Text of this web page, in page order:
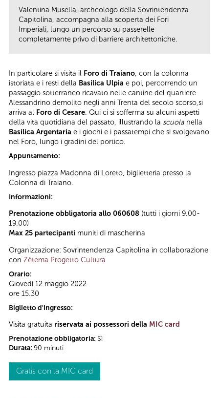
Valentina Musella, archeologo della Sovrintendenza
Capitolina, accompagna alla scoperta dei Fori
Imperiali, lungo un percorso su passerelle
completamente privo di barriere architettoniche.
In particolare si visita il Foro di Traiano, con la colonna
istoriata e i resti della Basilica Ulpia e poi, percorrendo un
passaggio sotterraneo ricavato nelle cantine del quartiere
Alessandrino demolito negli anni Trenta del secolo scorso,si
arriva al Foro di Cesare. Qui ci si sofferma su alcuni aspetti
della vita quotidiana del passato, illustrando la scuola nella
Basilica Argentaria e i giochi e i passatempi che si svolgevano
nel Foro, lungo i gradini del portico.
Appuntamento:
Ingresso piazza Madonna di Loreto, biglietteria presso la
Colonna di Traiano.
Informazioni:
Prenotazione obbligatoria allo 060608 (tutti i giorni 9.00-
19.00)
Max 25 partecipanti muniti di mascherina
Organizzazione: Sovrintendenza Capitolina in collaborazione
con Zètema Progetto Cultura
Orario:
Giovedì 12 maggio 2022
ore 15.30
Biglietto d'ingresso:
Visita gratuita riservata ai possessori della MIC card
Prenotazione obbligatoria: Sì
Durata: 90 minuti
Gratis con la MIC card